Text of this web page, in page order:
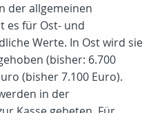
der allgemeinen
es für Ost- und
Werte. In Ost wird sie
(bisher: 6.700
(bisher 7.100 Euro).
in der